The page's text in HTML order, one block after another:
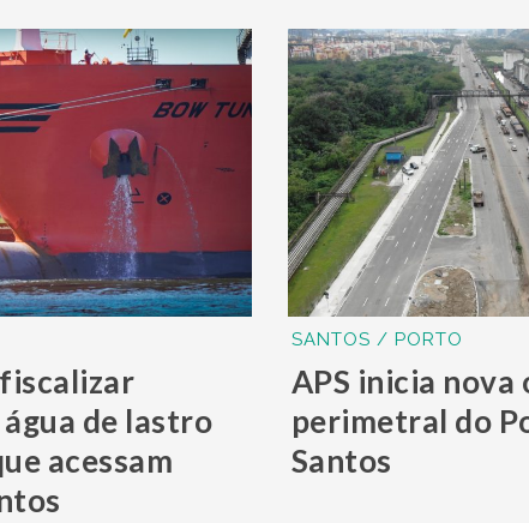
de lastro
acessam
SANTOS / PORTO
APS inicia nova
perimetral do
Santos